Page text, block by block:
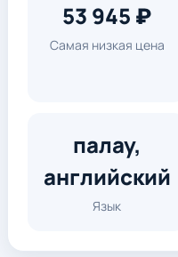
53 945 ₽
Самая низкая цена
палау,
английский
Язык